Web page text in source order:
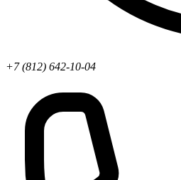
+7 (812) 642-10-04